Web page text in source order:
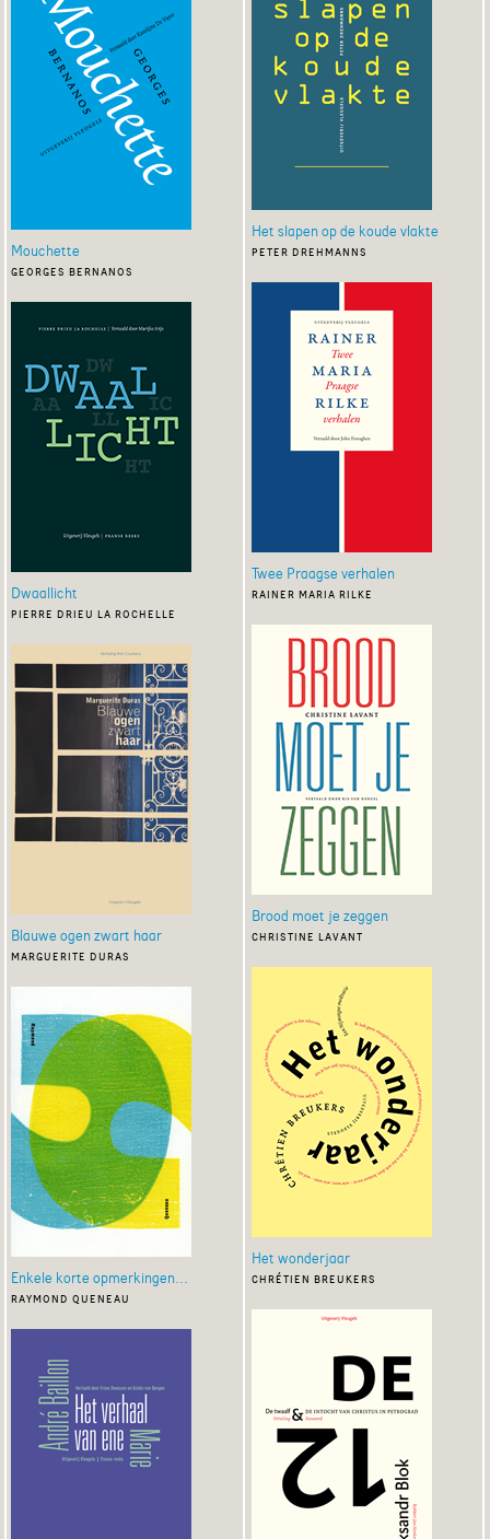
Mouchette
georges bernanos
Dwaallicht
pierre drieu la rochelle
Blauwe ogen zwart haar
marguerite duras
Enkele korte opmerkingen...
raymond queneau
Het slapen op de koude vlakte
peter drehmanns
Twee Praagse verhalen
rainer maria rilke
Brood moet je zeggen
christine lavant
Het wonderjaar
chrétien breukers